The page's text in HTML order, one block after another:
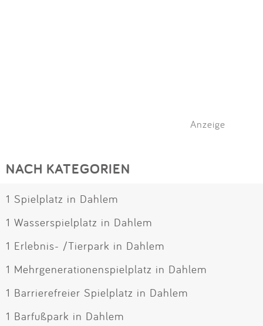
Anzeige
NACH KATEGORIEN
1 Spielplatz in Dahlem
1 Wasserspielplatz in Dahlem
1 Erlebnis- /Tierpark in Dahlem
1 Mehrgenerationenspielplatz in Dahlem
1 Barrierefreier Spielplatz in Dahlem
1 Barfußpark in Dahlem